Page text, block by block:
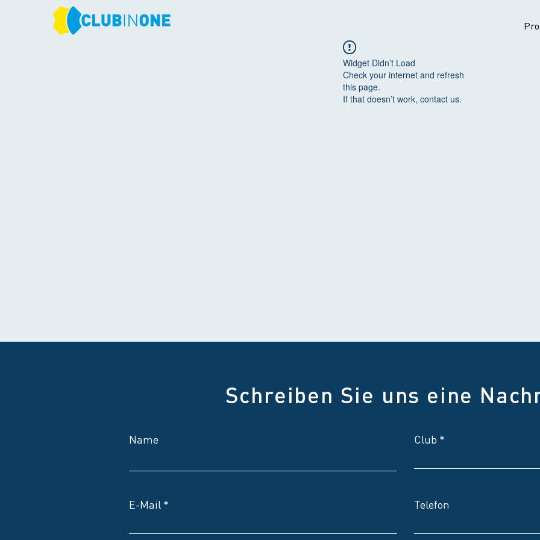
Widget Didn’t Load
Check your internet and refresh
this page.
If that doesn’t work, contact us.
Schreiben Sie uns eine
Name Club
E-Mail Telefon